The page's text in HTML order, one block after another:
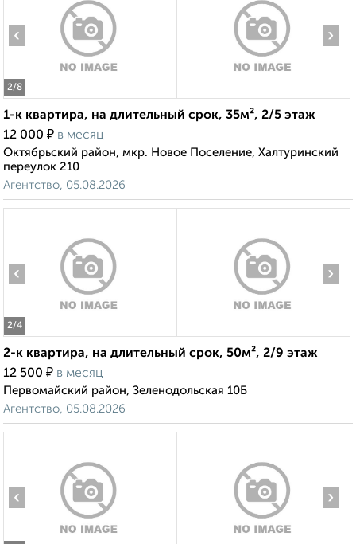
2/8
‹ ›
1-к квартира, на длительный срок, 35м², 2/5 этаж
12 000 ₽ в месяц
Октябрьский район, мкр. Новое Поселение, Халтуринский
переулок 210
Агентство, 05.08.2026
2/4
‹ ›
2-к квартира, на длительный срок, 50м², 2/9 этаж
12 500 ₽ в месяц
Первомайский район, Зеленодольская 10Б
Агентство, 05.08.2026
‹ ›